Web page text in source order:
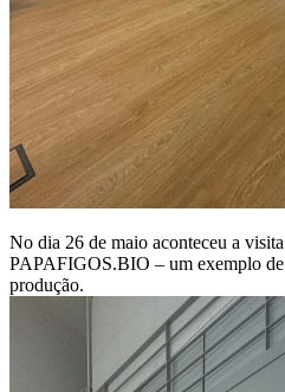
No dia 26 de maio aconteceu a
PAPAFIGOS.BIO – um exemplo
produção.